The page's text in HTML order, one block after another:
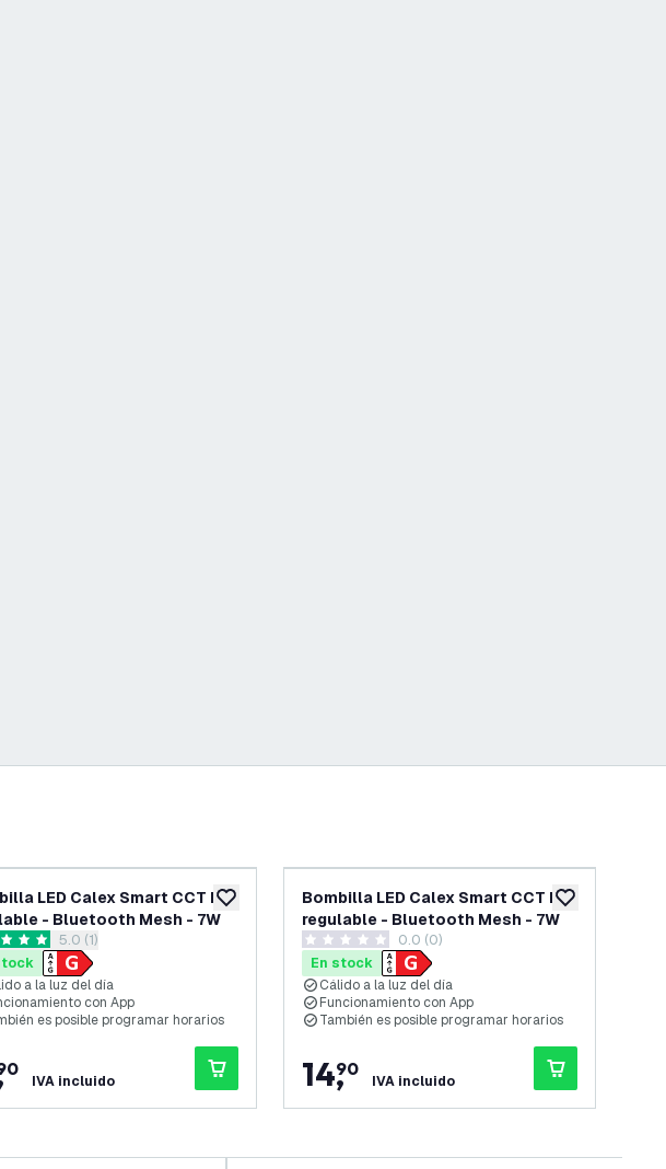
añadir a lista de deseos
LED Calex Smart CCT E27
- Bluetooth Mesh - 7W
abrir el panel de reseñas
de puntuación
5.0 (1)
a la luz del día
con App
es posible programar horarios
IVA incluido
añadir a lista
Bombilla LED Calex Smart CCT E27
regulable - Bluetooth Mesh - 7W
0 estrellas de puntuación
0.0 (0)
En stock
Cálido a la luz del día
Funcionamiento con App
También es posible programar horarios
14,
90
IVA incluido